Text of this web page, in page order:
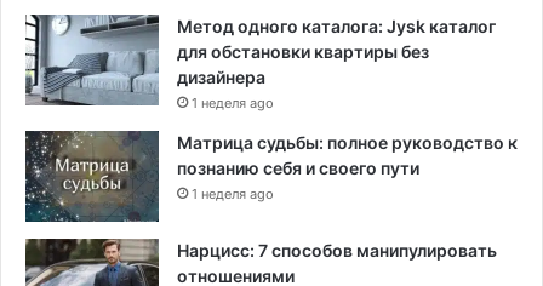
Метод одного каталога: Jysk каталог
для обстановки квартиры без
дизайнера
1 неделя ago
Матрица судьбы: полное руководство к
познанию себя и своего пути
1 неделя ago
Нарцисс: 7 способов манипулировать
отношениями